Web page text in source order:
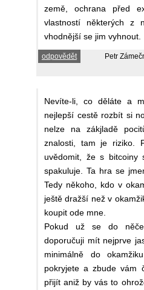
země, ochrana před
vlastností některých z
vhodnější se jim vyhnout.
odpovědět Petr
Nevíte-li, co děláte a
nejlepší cestě rozbít si
nelze na zákjladě
znalosti, tam je riziko.
uvědomit, že s bitcoiny
spakuluje. Ta hra se
Tedy někoho, kdo v
ještě dražší než v
koupit ode mne.
Pokud už se do
doporučuji mít nejprve
minimálně do
pokryjete a zbude vám
přijít aniž by vás to